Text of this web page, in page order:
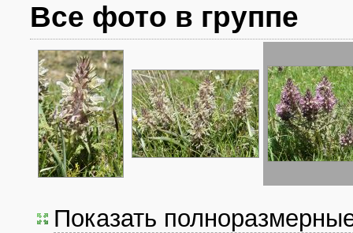
Все фото в группе
Показать